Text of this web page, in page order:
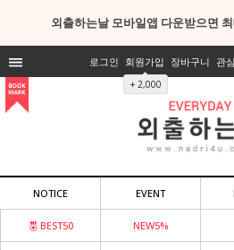
외출하는날 모바일앱 다운받으면
로그인 회원가입
+ 2,000
장바구니 관
NOTICE EVENT
BEST50 NEW5%